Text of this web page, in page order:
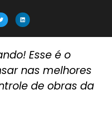
Esse é o
nas melhores
de obras da